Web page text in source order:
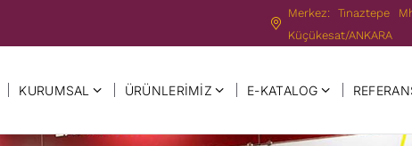
Merkez: Tınaztepe
Küçükesat/ANKARA
KURUMSAL ÜRÜNLERIMIZ E-KATALOG